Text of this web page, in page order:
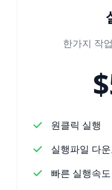
한가지 작
원클릭 실행
실행파일 다
빠른 실행속도